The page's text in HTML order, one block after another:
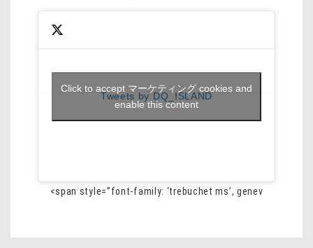
Tweets by DQ_ISLAND
Click to accept マーケティング cookies and
enable this content
<span style=”font-family: ‘trebuchet ms’, genev